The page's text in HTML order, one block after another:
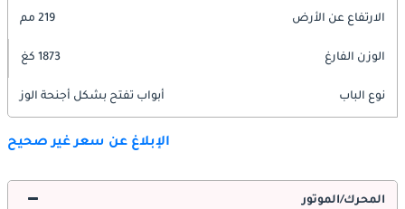
الارتفاع عن الأرض 219 مم
الوزن الفارغ 1873 كغ
نوع الباب أبواب تفتح بشكل أجنحة الوز
الإبلاغ عن سعر غير صحيح
المحرك/الموتور